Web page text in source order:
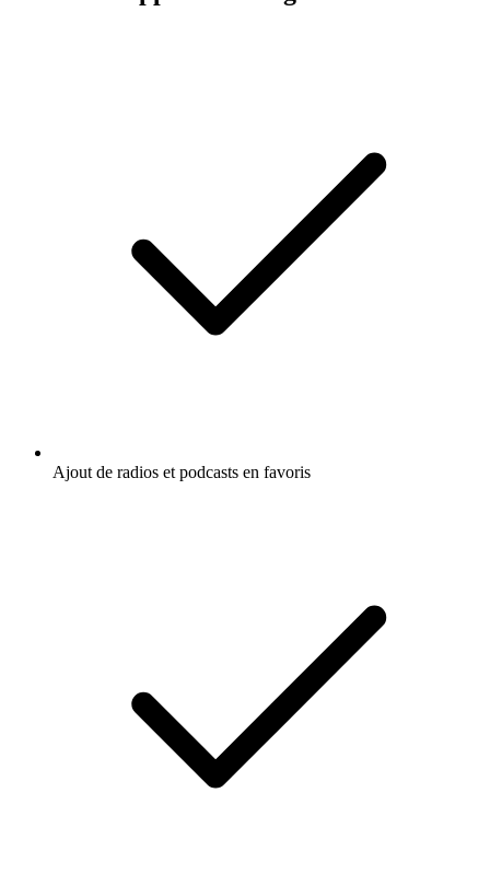
Ajout de radios et podcasts en favoris